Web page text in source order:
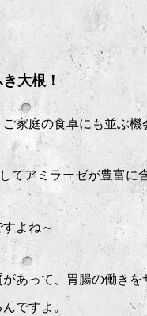
大根！
家庭の食卓にも並ぶ
てアミラーゼが豊富に
よね～
あって、胃腸の働き
ですよ。